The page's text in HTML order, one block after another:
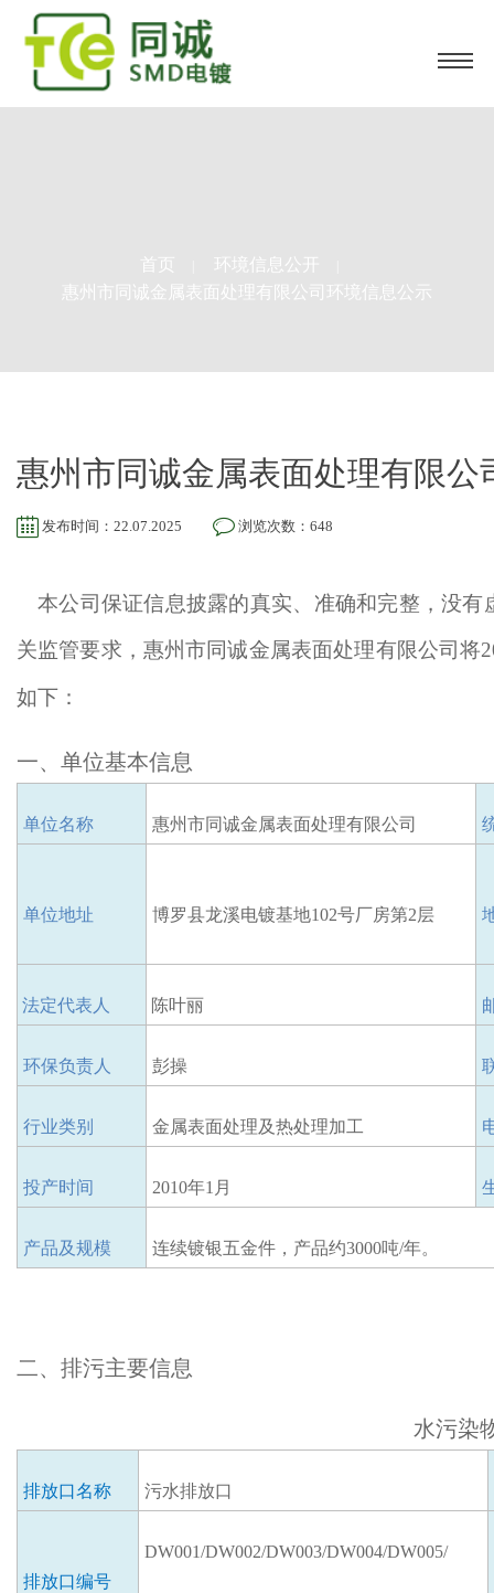
首页 环境信息公开
惠州市同诚金属表面处理有限公司环境信息公示
惠州市同诚金属表面处理有限公
发布时间：22.07.2025 浏览次数：648
本公司保证信息披露的真实、准确和完整，没
关监管要求，惠州市同诚金属表面处理有限公司将
如下：
一、 单位基本信息
单位名称 惠州市同诚金属表面处理有限公司
单位地址 博罗县龙溪电镀基地102号厂房第2层
法定代表人 陈叶丽
环保负责人 彭操
行业类别 金属表面处理及热处理加工
投产时间 2010年1月
产品及规模 连续镀银五金件，产品约3000吨/年。
二、排污主要信息
水污染
排放口名称 污水排放口
排放口编号
DW001/DW002/DW003/DW004/DW005/